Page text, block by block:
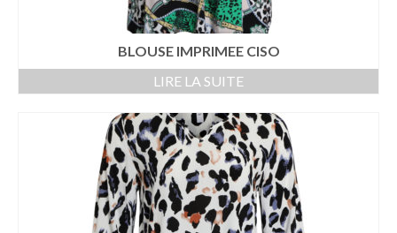
BLOUSE IMPRIMEE CISO
LIRE LA SUITE